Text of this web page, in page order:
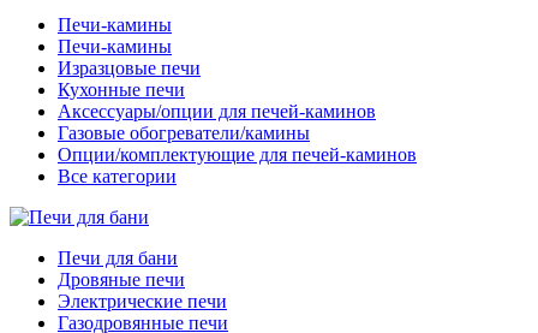
Печи-камины
Печи-камины
Изразцовые печи
Кухонные печи
Аксессуары/опции для печей-каминов
Газовые обогреватели/камины
Опции/комплектующие для печей-каминов
Все категории
Печи для бани
Дровяные печи
Электрические печи
Газодровянные печи